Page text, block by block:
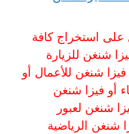
على استخراج كافة
شنغن للزيارة
شنغن للأعمال أو
أو فيزا شنغن
شنغن لعبور
شنغن الرياضية